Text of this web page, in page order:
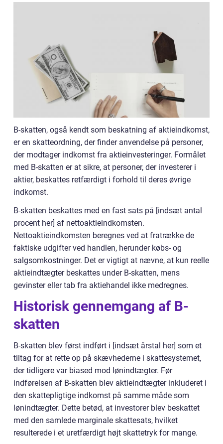
B-skatten, også kendt som beskatning af aktieindkomst,
er en skatteordning, der finder anvendelse på personer,
der modtager indkomst fra aktieinvesteringer. Formålet
med B-skatten er at sikre, at personer, der investerer i
aktier, beskattes retfærdigt i forhold til deres øvrige
indkomst.
B-skatten beskattes med en fast sats på [indsæt antal
procent her] af nettoaktieindkomsten.
Nettoaktieindkomsten beregnes ved at fratrække de
faktiske udgifter ved handlen, herunder købs- og
salgsomkostninger. Det er vigtigt at nævne, at kun reelle
aktieindtægter beskattes under B-skatten, mens
gevinster eller tab fra aktiehandel ikke medregnes.
Historisk gennemgang af B-
skatten
B-skatten blev først indført i [indsæt årstal her] som et
tiltag for at rette op på skævhederne i skattesystemet,
der tidligere var biased mod lønindtægter. Før
indførelsen af B-skatten blev aktieindtægter inkluderet i
den skattepligtige indkomst på samme måde som
lønindtægter. Dette betød, at investorer blev beskattet
med den samlede marginale skattesats, hvilket
resulterede i et uretfærdigt højt skattetryk for mange.